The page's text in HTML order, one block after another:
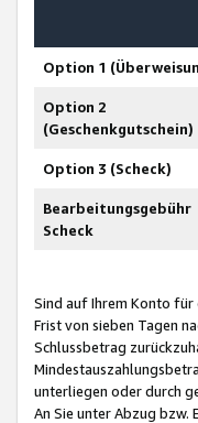
Option 1
Option 2
(Geschenkgutschein)
Option 3 (Scheck)
Bearbeitungsgebühr
Scheck
Sind auf Ihrem Konto für
Frist von sieben Tagen
Schlussbetrag
unterliegen oder durch
An Sie unter Abzug